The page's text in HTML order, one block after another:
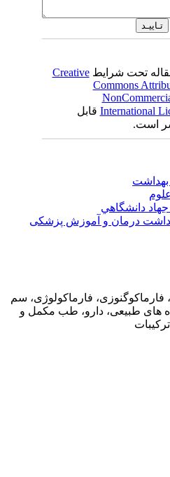
تحت شرایط Creative
Commons
قابل
دانشگاهي
درمان و آموزش پزشکی
فارماکولوژی، سم
طبیعی، دارو، طب مکمل و